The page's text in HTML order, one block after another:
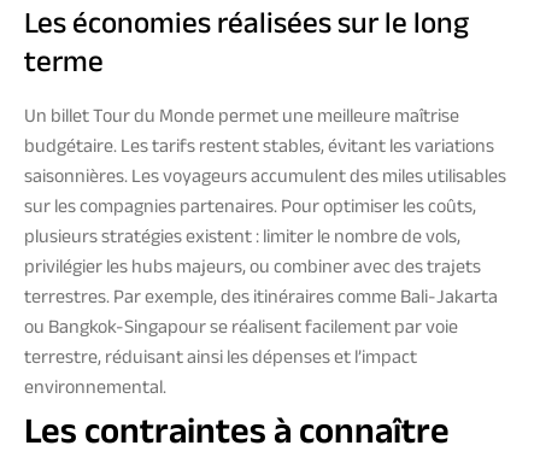
Les économies réalisées sur le long
terme
Un billet Tour du Monde permet une meilleure maîtrise
budgétaire. Les tarifs restent stables, évitant les variations
saisonnières. Les voyageurs accumulent des miles utilisables
sur les compagnies partenaires. Pour optimiser les coûts,
plusieurs stratégies existent : limiter le nombre de vols,
privilégier les hubs majeurs, ou combiner avec des trajets
terrestres. Par exemple, des itinéraires comme Bali-Jakarta
ou Bangkok-Singapour se réalisent facilement par voie
terrestre, réduisant ainsi les dépenses et l’impact
environnemental.
Les contraintes à connaître